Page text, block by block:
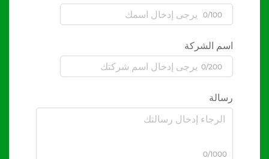
0/100
اسم الشركة
0/200
رسالة
0/1000